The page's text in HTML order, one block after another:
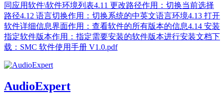
同应用软件\软件环境列表4.11 更改路径作用：切换当前选择
路径4.12 语言切换作用：切换系统的中英文语言环境4.13 打开
软件详细信息界面作用：查看软件的所有版本的信息4.14 安装
指定软件版本作用：指定需要安装的软件版本进行安装文档下
载：SMC 软件使用手册 V1.0.pdf
AudioExpert